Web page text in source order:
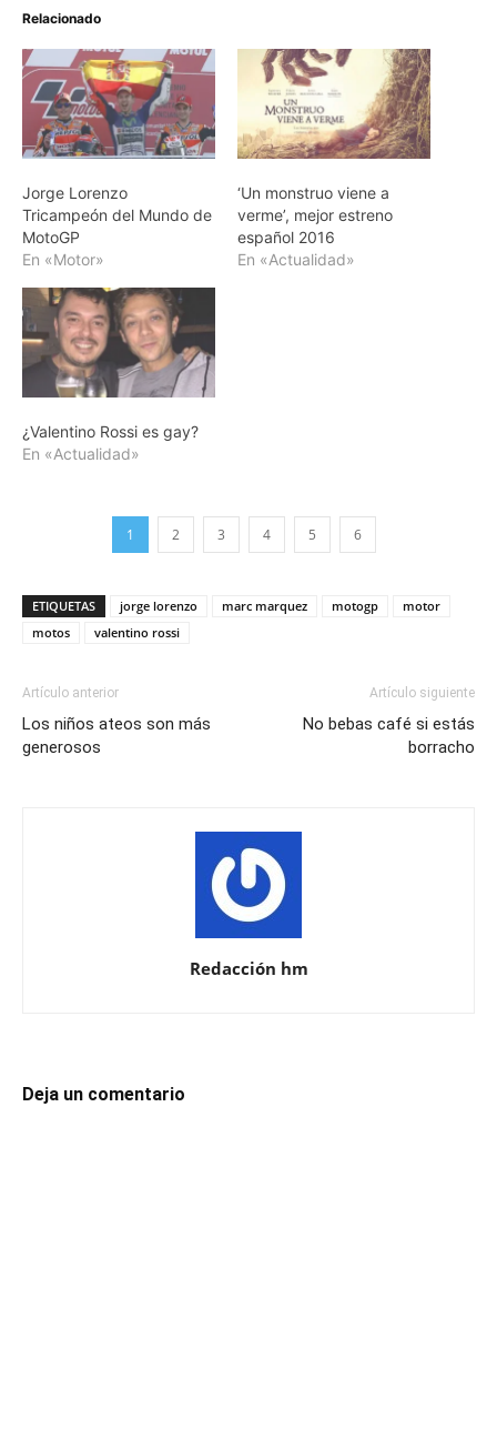
Relacionado
Jorge Lorenzo
Tricampeón del Mundo de
MotoGP
En «Motor»
‘Un monstruo viene a
verme’, mejor estreno
español 2016
En «Actualidad»
¿Valentino Rossi es gay?
En «Actualidad»
1 2 3 4 5 6
ETIQUETAS jorge lorenzo marc marquez motogp
motor
motos
valentino rossi
Artículo anterior
Los niños ateos son más
generosos
Artículo siguiente
No bebas café si estás
borracho
Redacción hm
Deja un comentario